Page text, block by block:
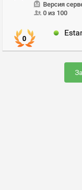
Версия
0 из 100
0